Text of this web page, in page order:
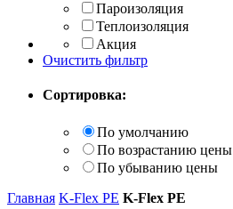
Пароизоляция
Теплоизоляция
Акция
Очистить фильтр
Сортировка:
По умолчанию
По возрастанию цены
По убыванию цены
Главная K-Flex PE K-Flex PE